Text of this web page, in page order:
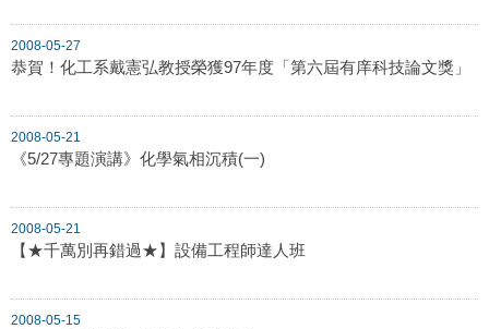
2008-05-27
恭賀！化工系戴憲弘教授榮獲97年度「第六屆有庠科技論文獎」
2008-05-21
《5/27專題演講》化學氣相沉積(一)
2008-05-21
【★千萬別再錯過★】設備工程師達人班
2008-05-15